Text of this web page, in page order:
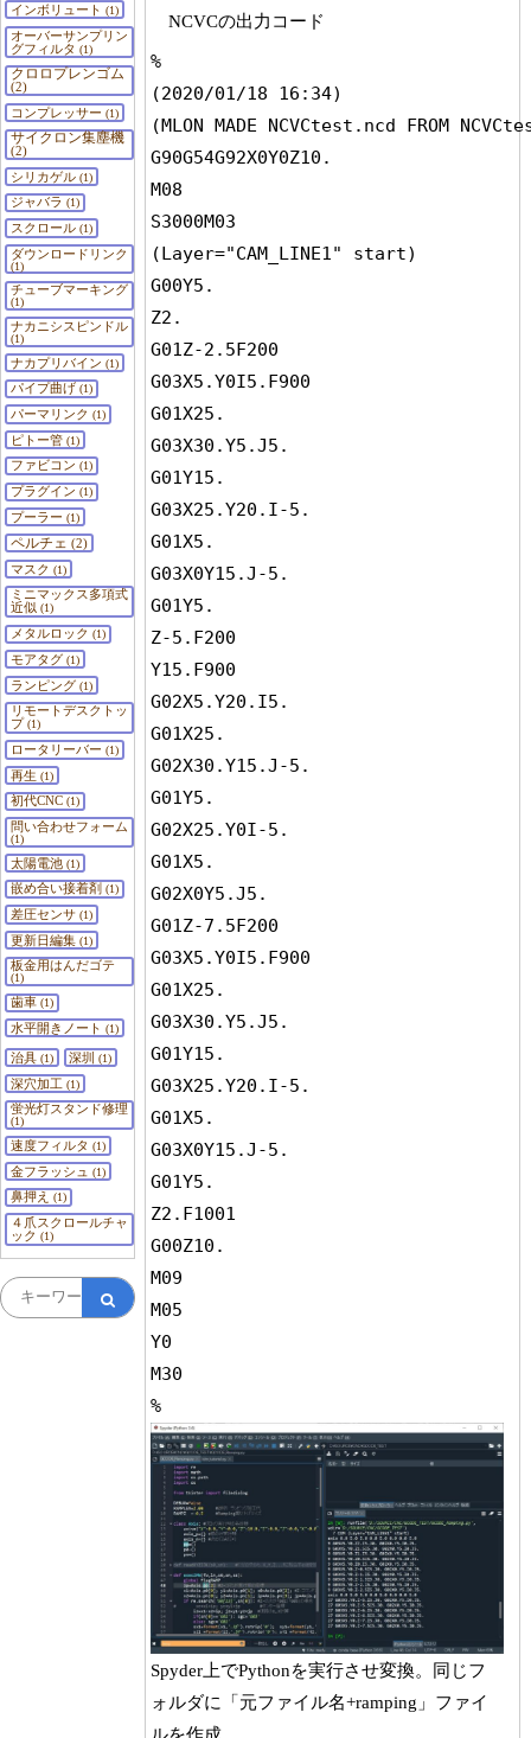
インボリュート (1)
オーバーサンプリン
グフィルタ (1)
クロロプレンゴム
(2)
コンプレッサー (1)
サイクロン集塵機
(2)
シリカゲル(1)
ジャバラ (1)
スクロール(1)
ダウンロードリンク
(1)
チューブマーキング
(1)
ナカニシスピンドル
(1)
ナカプリバイン (1)
パイプ曲げ(1)
パーマリンク (1)
ピトー管(1)
ファビコン (1)
プラグイン (1)
プーラー (1)
ペルチェ (2)
マスク (1)
ミニマックス多項式
近似(1)
メタルロック (1)
モアタグ(1)
ランピング(1)
リモートデスクトッ
プ(1)
ロータリーバー (1)
再生 (1)
初代CNC(1)
問い合わせフォーム
(1)
太陽電池(1)
嵌め合い接着剤 (1)
差圧センサ(1)
更新日編集(1)
板金用はんだゴテ
(1)
歯車(1)
水平開きノート (1)
治具(1) 深圳 (1)
深穴加工 (1)
蛍光灯スタンド修理
(1)
速度フィルタ (1)
金フラッシュ (1)
鼻押え (1)
４爪スクロールチャ
ック (1)
NCVCの出力コード
%
(2020/01/18 16:34)
(MLON MADE NCVCtest.ncd FROM
G90G54G92X0Y0Z10.
M08
S3000M03
(Layer="CAM_LINE1" start)
G00Y5.
Z2.
G01Z-2.5F200
G03X5.Y0I5.F900
G01X25.
G03X30.Y5.J5.
G01Y15.
G03X25.Y20.I-5.
G01X5.
G03X0Y15.J-5.
G01Y5.
Z-5.F200
Y15.F900
G02X5.Y20.I5.
G01X25.
G02X30.Y15.J-5.
G01Y5.
G02X25.Y0I-5.
G01X5.
G02X0Y5.J5.
G01Z-7.5F200
G03X5.Y0I5.F900
G01X25.
G03X30.Y5.J5.
G01Y15.
G03X25.Y20.I-5.
G01X5.
G03X0Y15.J-5.
G01Y5.
Z2.F1001
G00Z10.
M09
M05
Y0
M30
%
Spyder上でPythonを実行させ変換。同じフ
ォルダに「元ファイル名+ramping」ファイ
ルを作成